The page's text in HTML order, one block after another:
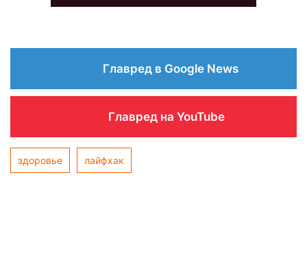
Главред в Google News
Главред на YouTube
здоровье лайфхак